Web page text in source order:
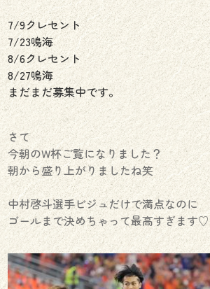
7/9クレセント
7/23鳴海
8/6クレセント
8/27鳴海
まだまだ募集中です。
さて
今朝のW杯ご覧になりました？
朝から盛り上がりましたね笑
中村啓斗選手ビジュだけで満点なのに
ゴールまで決めちゃって最高すぎます♡